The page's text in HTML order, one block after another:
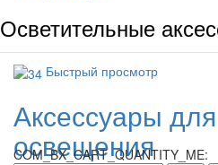
Осветительные
Быстрый просмотр
Аксессуары
освещения
COM_BX_CART_QUANTITY_ME: